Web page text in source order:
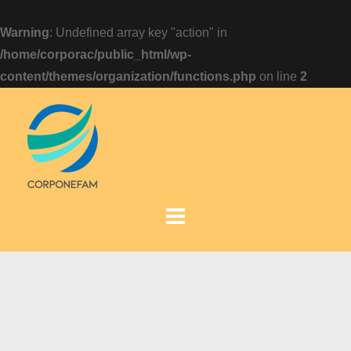
Warning: Undefined array key "action" in
/home/corporac/public_html/wp-
content/themes/organization/functions.php on line 2